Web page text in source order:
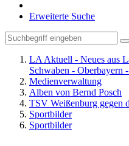
Erweiterte Suche
LA Aktuell - Neues aus
Schwaben - Oberbayern
Medienverwaltung
Alben von Bernd Posch
TSV Weißenburg gegen
Sportbilder
Sportbilder